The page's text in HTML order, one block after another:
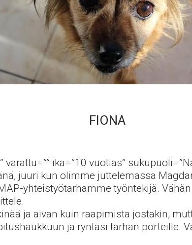
FIONA
varattu=”” ika=”10 vuotias”
juuri kun olimme juttelemassa
yhteistyötarhamme työntekijä.
ja aivan kuin raapimista jostakin,
ja ryntäsi tarhan porteille.